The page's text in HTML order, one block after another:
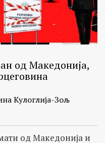
од Македонија,
Кулоглија-Зољ
од Македонија и